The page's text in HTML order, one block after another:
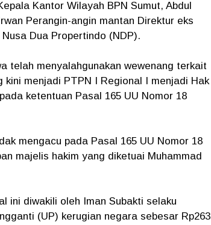
Kantor Wilayah BPN Sumut, Abdul
Perangin-angin mantan Direktur eks
Dua Propertindo (NDP).
telah menyalahgunakan wewenang terkait
kini menjadi PTPN I Regional I menjadi Hak
ketentuan Pasal 165 UU Nomor 18
mengacu pada Pasal 165 UU Nomor 18
majelis hakim yang diketuai Muhammad
ini diwakili oleh Iman Subakti selaku
(UP) kerugian negara sebesar Rp263